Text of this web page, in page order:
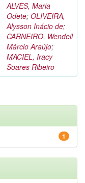
ALVES, Maria
Odete; OLIVEIRA,
Alysson Inácio de;
CARNEIRO, Wendell
Márcio Araújo;
MACIEL, Iracy
Soares Ribeiro
1